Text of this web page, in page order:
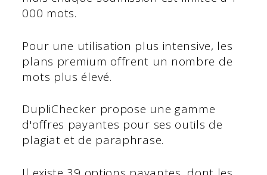
000 mots.
Pour une utilisation plus intensive, les
plans premium offrent un nombre de
mots plus élevé.
DupliChecker propose une gamme
d'offres payantes pour ses outils de
plagiat et de paraphrase.